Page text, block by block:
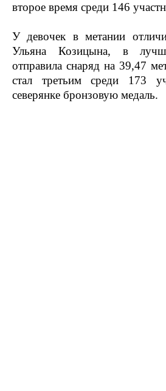
второе время среди 146
У девочек в метании
Ульяна Козицына, в
отправила снаряд на 39,47
стал третьим среди 173
северянке бронзовую медаль.